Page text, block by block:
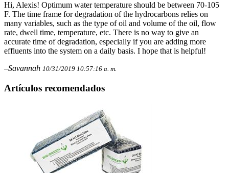
Hi, Alexis! Optimum water temperature should be between 70-105
F. The time frame for degradation of the hydrocarbons relies on
many variables, such as the type of oil and volume of the oil, flow
rate, dwell time, temperature, etc. There is no way to give an
accurate time of degradation, especially if you are adding more
effluents into the system on a daily basis. I hope that is helpful!
–Savannah 10/31/2019 10:57:16 a. m.
Artículos recomendados